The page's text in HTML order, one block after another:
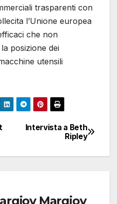
trasparenti con
l’Unione europea
che non
posizione dei
utensili
Intervista a Beth
Ripley
Margiov